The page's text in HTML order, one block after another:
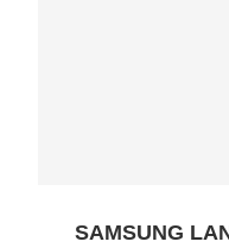
SAMSUNG